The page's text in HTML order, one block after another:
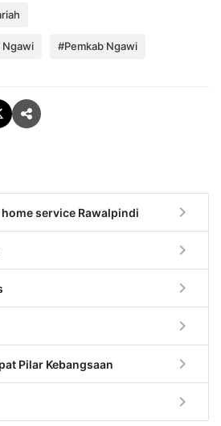
Ngawi #Pemkab Ngawi
service Rawalpindi chevron_right
chevron_right
chevron_right
chevron_right
Pilar Kebangsaan chevron_right
chevron_right